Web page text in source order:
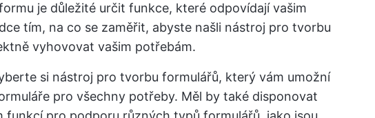
je důležité určit funkce, které odpovídají vašim
tím, na co se zaměřit, abyste našli nástroj pro tvorbu
vyhovovat vašim potřebám.
si nástroj pro tvorbu formulářů, který vám umožní
pro všechny potřeby. Měl by také disponovat